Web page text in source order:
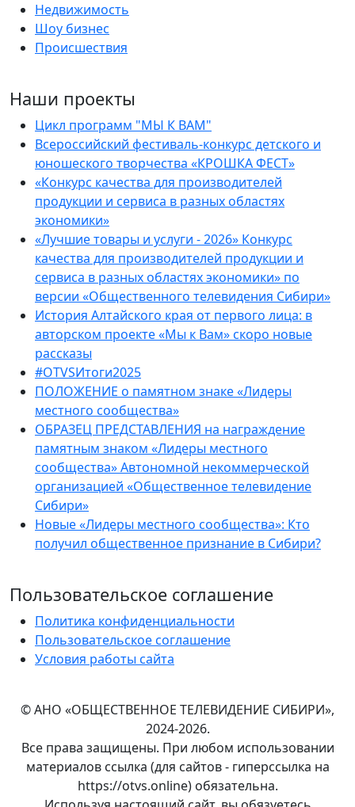
Недвижимость
Шоу бизнес
Происшествия
Наши проекты
Цикл программ "МЫ К ВАМ"
Всероссийский фестиваль-конкурс детского и
юношеского творчества «КРОШКА ФЕСТ»
«Конкурс качества для производителей
продукции и сервиса в разных областях
экономики»
«Лучшие товары и услуги - 2026» Конкурс
качества для производителей продукции и
сервиса в разных областях экономики» по
версии «Общественного телевидения Сибири»
История Алтайского края от первого лица: в
авторском проекте «Мы к Вам» скоро новые
рассказы
#OTVSИтоги2025
ПОЛОЖЕНИЕ о памятном знаке «Лидеры
местного сообщества»
ОБРАЗЕЦ ПРЕДСТАВЛЕНИЯ на награждение
памятным знаком «Лидеры местного
сообщества» Автономной некоммерческой
организацией «Общественное телевидение
Сибири»
Новые «Лидеры местного сообщества»: Кто
получил общественное признание в Сибири?
Пользовательское соглашение
Политика конфиденциальности
Пользовательское соглашение
Условия работы сайта
© АНО «ОБЩЕСТВЕННОЕ ТЕЛЕВИДЕНИЕ СИБИРИ»,
2024-2026.
Все права защищены. При любом использовании
материалов ссылка (для сайтов - гиперссылка на
https://otvs.online) обязательна.